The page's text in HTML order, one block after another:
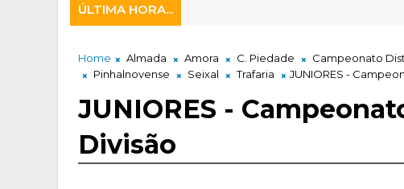
ÚLTIMA HORA...
Home Almada Amora C. Piedade Campeonato
Pinhalnovense
Seixal Trafaria JUNIORES -
JUNIORES -
Divisão